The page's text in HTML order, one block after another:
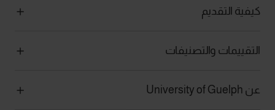
كيفية التقديم
التقييمات والتصنيفات
عن University of Guelph